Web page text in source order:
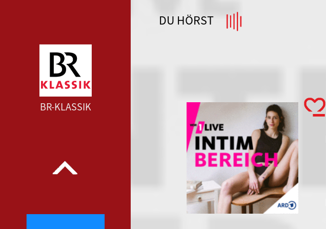
WDR 4 --- WDR 4 ---
BR-KLASSIK
DU HÖRST